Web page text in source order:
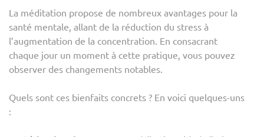
La méditation propose de nombreux avantages pour la
santé mentale, allant de la réduction du stress à
l’augmentation de la concentration. En consacrant
chaque jour un moment à cette pratique, vous pouvez
observer des changements notables.
Quels sont ces bienfaits concrets ? En voici quelques-uns
: